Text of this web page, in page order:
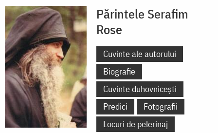
Părintele Serafim
Rose
Cuvinte ale autorului
Biografie
Cuvinte duhovnicești
Predici
Fotografii
Locuri de pelerinaj